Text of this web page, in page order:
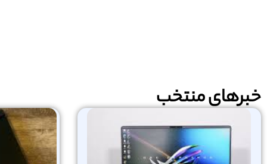
خبرهای منتخب